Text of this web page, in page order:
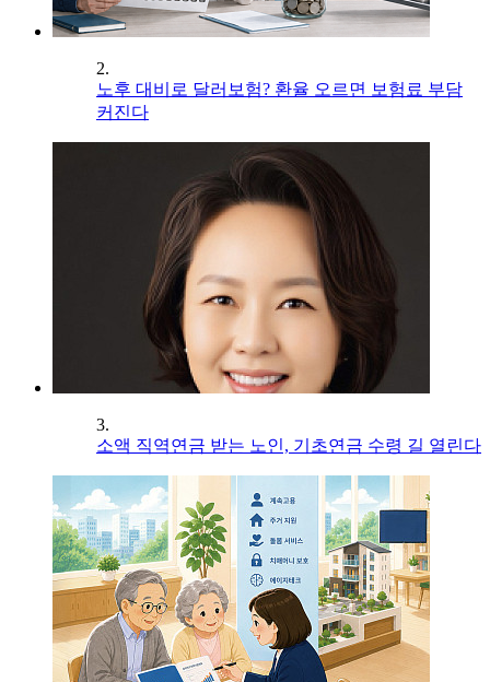
2.
노후 대비로 달러보험? 환율 오르면 보험료 부담
커진다
3.
소액 직역연금 받는 노인, 기초연금 수령 길 열린다